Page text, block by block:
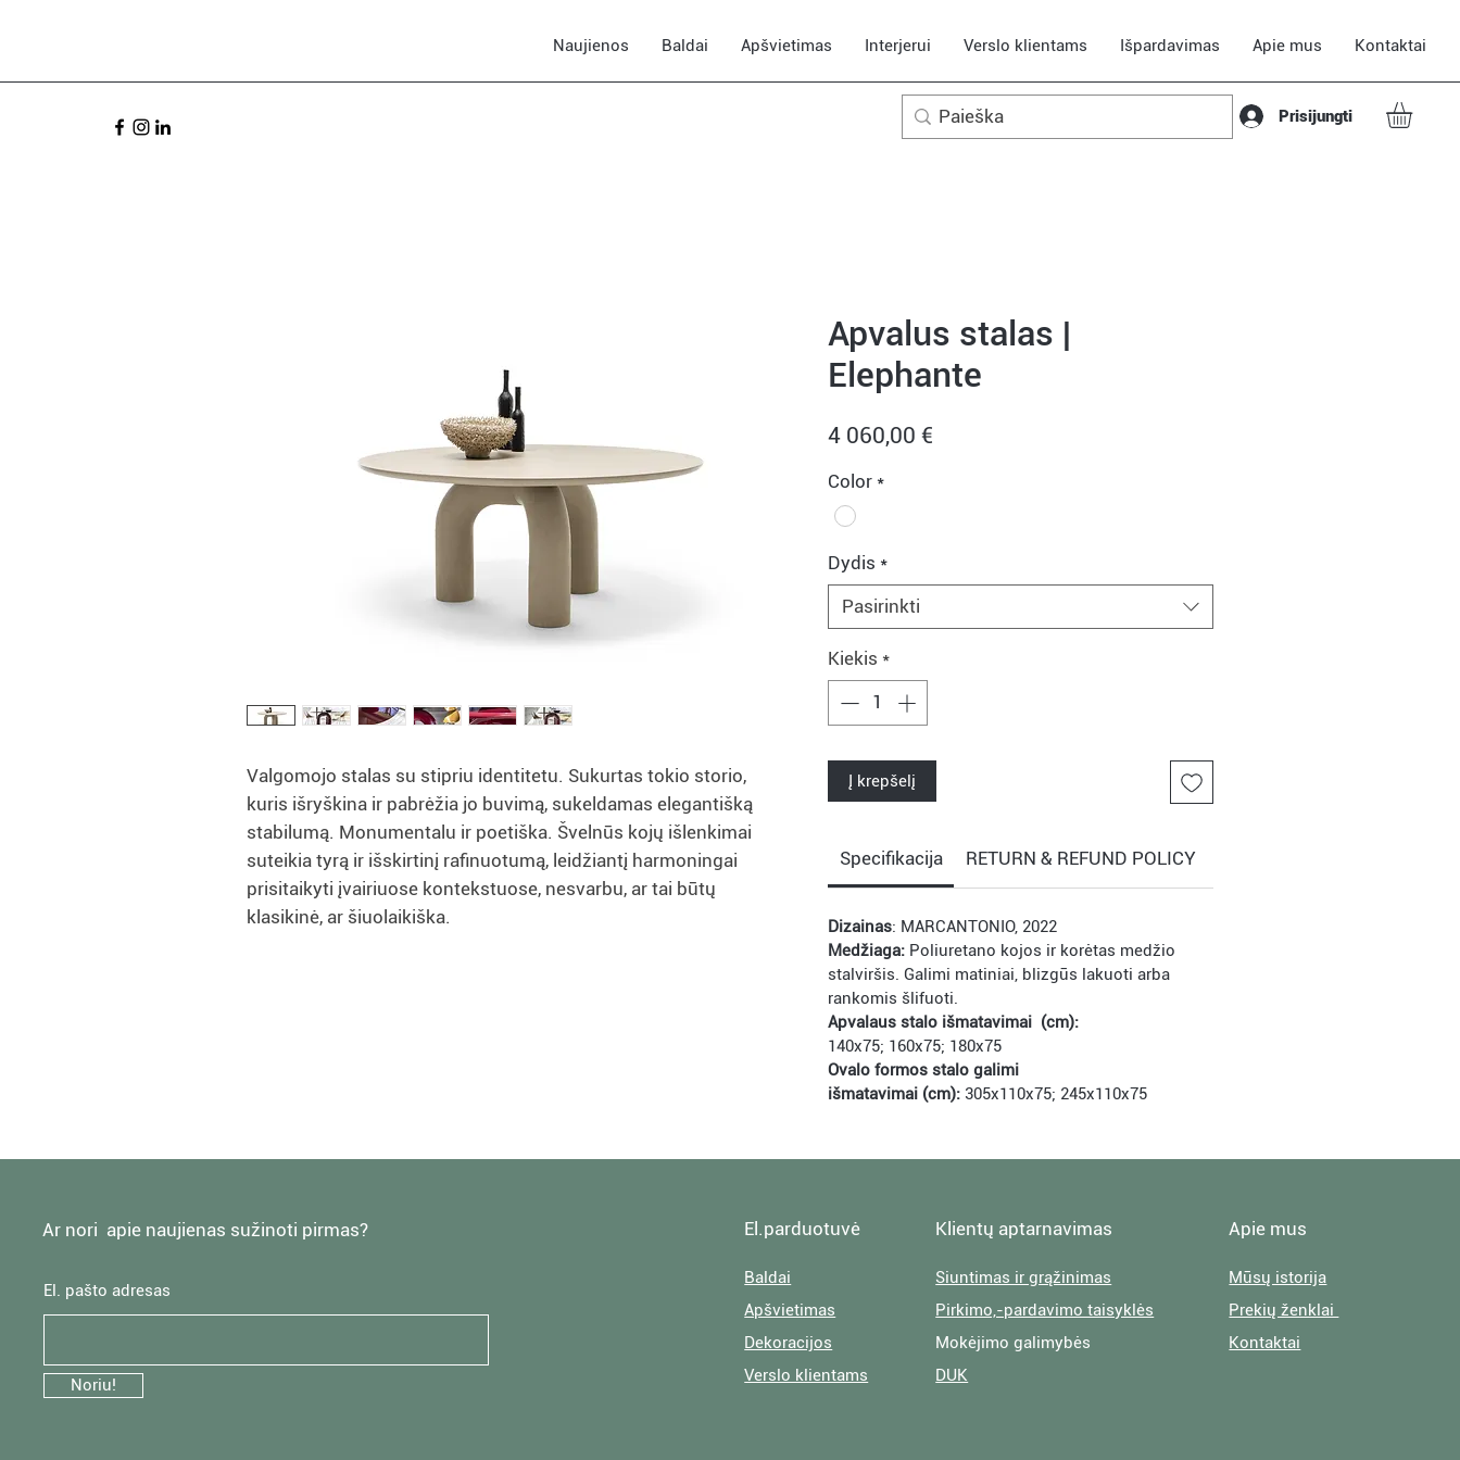
Naujienos Baldai Apšvietimas Interjerui Verslo klientams Išpardavimas Apie mus Kontaktai
Prisijungti
Valgomojo stalas su stipriu identitetu. Sukurtas tokio storio,
kuris išryškina ir pabrėžia jo buvimą, sukeldamas elegantišką
stabilumą. Monumentalu ir poetiška. Švelnūs kojų išlenkimai
suteikia tyrą ir išskirtinį rafinuotumą, leidžiantį harmoningai
prisitaikyti įvairiuose kontekstuose, nesvarbu, ar tai būtų
klasikinė, ar šiuolaikiška.
Apvalus stalas |
Elephante
4 060,00 €
Color *
Dydis *
Pasirinkti
Kiekis *
Į krepšelį
Specifikacija RETURN & REFUND POLICY
Dizainas: MARCANTONIO, 2022
Medžiaga: Poliuretano kojos ir korėtas medžio
stalviršis. Galimi matiniai, blizgūs lakuoti arba
rankomis šlifuoti.
Apvalaus stalo išmatavimai (cm):
140x75; 160x75; 180x75
Ovalo formos stalo galimi
išmatavimai (cm): 305x110x75; 245x110x75
Ar nori apie naujienas sužinoti pirmas?
El. pašto adresas
Noriu!
El.parduotuvė
Baldai
Apšvietimas
Dekoracijos
Verslo klientams
Klientų aptarnavimas
Siuntimas ir grąžinimas
Pirkimo,-pardavimo taisyklės
Mokėjimo galimybės
DUK
Apie mus
Mūsų istorija
Prekių ženklai
Kontaktai